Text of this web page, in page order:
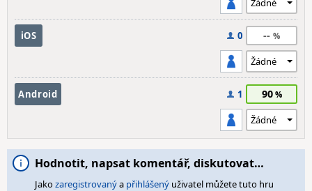
iOS 0 --
Android 1 90
Hodnotit, napsat komentář, diskutovat…
Jakozaregistrovanýa přihlášený uživatel můžete tuto hru